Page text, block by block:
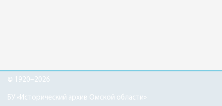
© 1920–2026
БУ «Исторический архив Омской области»